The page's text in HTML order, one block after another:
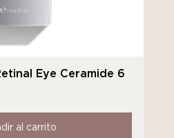
Eye Ceramide 6
al carrito